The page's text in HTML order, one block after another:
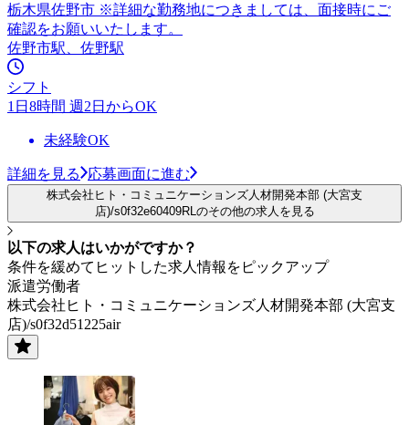
栃木県佐野市 ※詳細な勤務地につきましては、面接時にご
確認をお願いいたします。
佐野市駅、佐野駅
シフト
1日8時間 週2日からOK
未経験OK
詳細を見る 応募画面に進む
株式会社ヒト・コミュニケーションズ人材開発本部 (大宮支
店)/s0f32e60409RLのその他の求人を見る
以下の求人はいかがですか？
条件を緩めてヒットした求人情報をピックアップ
派遣労働者
株式会社ヒト・コミュニケーションズ人材開発本部 (大宮支
店)/s0f32d51225air